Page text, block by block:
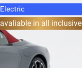
Electric
avaliable in all inclusive